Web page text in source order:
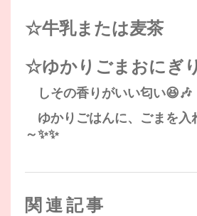
☆牛乳または麦茶
☆ゆかりごまおにぎり
しその香りがいい匂い😆🎶
ゆかりごはんに、ごまを入
～✨✨
関連記事